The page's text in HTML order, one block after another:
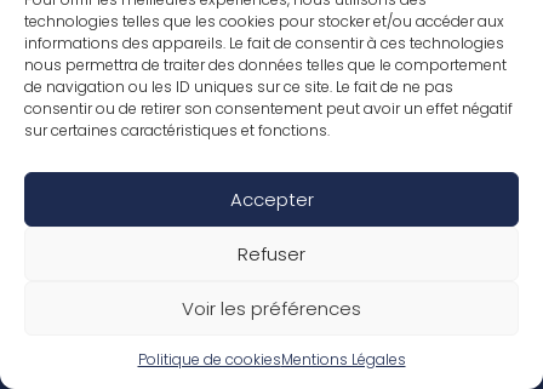
technologies telles que les cookies pour stocker et/ou accéder aux
informations des appareils. Le fait de consentir à ces technologies
nous permettra de traiter des données telles que le comportement
de navigation ou les ID uniques sur ce site. Le fait de ne pas
consentir ou de retirer son consentement peut avoir un effet négatif
sur certaines caractéristiques et fonctions.
Accepter
Refuser
Voir les préférences
Politique de cookiesMentions Légales
EN
Nos revêtements
Nos Stratifiés
Nos accessoires
Nos parquets
Conditions de garantie
Déclaration de performance
Politique de confidentialité